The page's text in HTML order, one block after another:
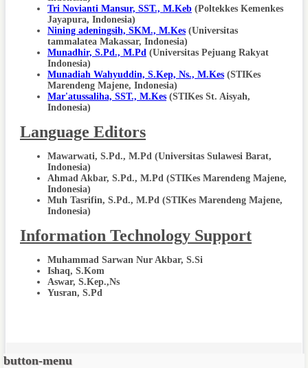
Tri Novianti Mansur, SST., M.Keb (Poltekkes Kemenkes
Jayapura, Indonesia)
Nining adeningsih, SKM., M.Kes (Universitas
tammalatea Makassar, Indonesia)
Munadhir, S.Pd., M.Pd (Universitas Pejuang Rakyat
Indonesia)
Munadiah Wahyuddin, S.Kep, Ns., M.Kes (STIKes
Marendeng Majene, Indonesia)
Mar'atussaliha, SST., M.Kes (STIKes St. Aisyah,
Indonesia)
Language Editors
Mawarwati, S.Pd., M.Pd (Universitas Sulawesi Barat,
Indonesia)
Ahmad Akbar, S.Pd., M.Pd (STIKes Marendeng Majene,
Indonesia)
Muh Tasrifin, S.Pd., M.Pd (STIKes Marendeng Majene,
Indonesia)
Information Technology Support
Muhammad Sarwan Nur Akbar, S.Si
Ishaq, S.Kom
Aswar, S.Kep.,Ns
Yusran, S.Pd
button-menu